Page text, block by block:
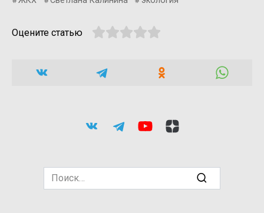
Оцените статью
Search
for: